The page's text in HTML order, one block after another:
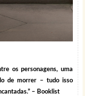
os personagens, uma
de morrer – tudo isso
– Booklist